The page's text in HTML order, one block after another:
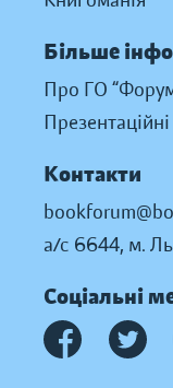
Більше
Про ГО
Контакти
а/с 6644, м.
Соціальні